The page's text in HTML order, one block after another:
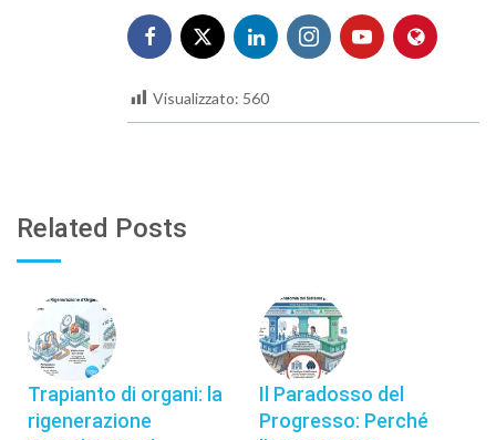
Visualizzato: 560
Related Posts
Trapianto di organi: la
rigenerazione
Il Paradosso del
Progresso: Perché